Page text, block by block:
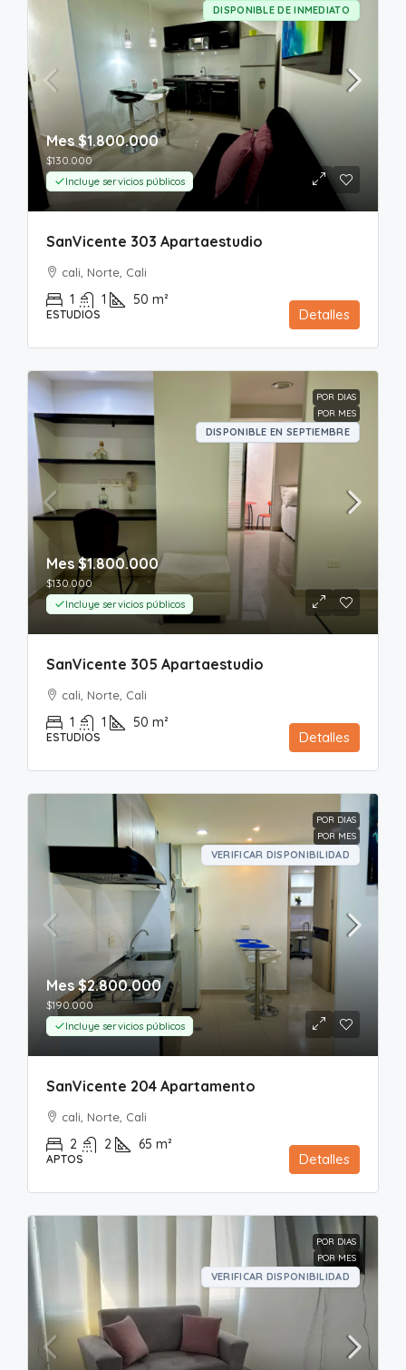
DISPONIBLE DE INMEDIATO
Mes$1.800.000
$130.000
Incluye servicios públicos
SanVicente 303 Apartaestudio
cali, Norte, Cali
1 1 50 m²
ESTUDIOS Detalles
POR DIAS
POR MES
DISPONIBLE EN SEPTIEMBRE
Mes $1.800.000
$130.000
Incluye servicios públicos
SanVicente 305 Apartaestudio
cali, Norte, Cali
1 1 50 m²
ESTUDIOS Detalles
POR DIAS
POR MES
VERIFICAR DISPONIBILIDAD
Mes$2.800.000
$190.000
Incluye servicios públicos
SanVicente 204 Apartamento
cali, Norte, Cali
2 2 65 m²
APTOS Detalles
POR DIAS
POR MES
VERIFICAR DISPONIBILIDAD